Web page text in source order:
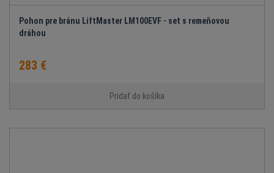
Pohon pre bránu LiftMaster LM100EVF - set s remeňovou
dráhou
283 €
Pridať do košíka